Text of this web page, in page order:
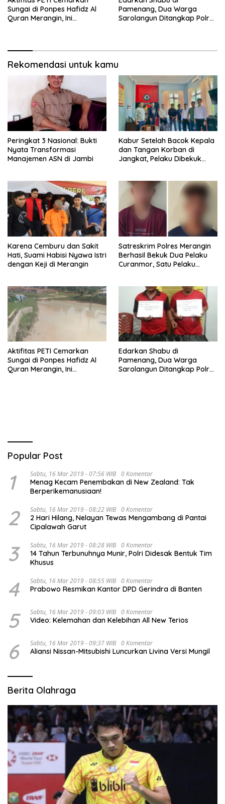
Sungai di Ponpes Hafidz Al
Quran Merangin, Ini
Pamenang, Dua Warga
Sarolangun Ditangkap Polres
Rekomendasi untuk kamu
Peringkat 3 Nasional: Bukti
Nyata Transformasi
Manajemen ASN di Jambi
Kabur Setelah Bacok Kepala
dan Tangan Korban di
Jangkat, Pelaku Dibekuk
Karena Cemburu dan Sakit
Hati, Suami Habisi Nyawa Istri
dengan Keji di Merangin
Satreskrim Polres Merangin
Berhasil Bekuk Dua Pelaku
Curanmor, Satu Pelaku
Aktifitas PETI Cemarkan
Sungai di Ponpes Hafidz Al
Quran Merangin, Ini
Edarkan Shabu di
Pamenang, Dua Warga
Sarolangun Ditangkap Polres
Popular Post
1 Sabtu, 16 Mar 2019 - 07:56 WIB 0 Komentar
Menag Kecam Penembakan di New Zealand: Tak
Berperikemanusiaan!
2 Sabtu, 16 Mar 2019 - 08:22 WIB 0 Komentar
2 Hari Hilang, Nelayan Tewas Mengambang di Pantai
Cipalawah Garut
3 Sabtu, 16 Mar 2019 - 08:28 WIB 0 Komentar
14 Tahun Terbunuhnya Munir, Polri Didesak Bentuk Tim
Khusus
4 Sabtu, 16 Mar 2019 - 08:55 WIB 0 Komentar
Prabowo Resmikan Kantor DPD Gerindra di Banten
5 Sabtu, 16 Mar 2019 - 09:03 WIB 0 Komentar
Video: Kelemahan dan Kelebihan All New Terios
6 Sabtu, 16 Mar 2019 - 09:37 WIB 0 Komentar
Aliansi Nissan-Mitsubishi Luncurkan Livina Versi Mungil
Berita Olahraga